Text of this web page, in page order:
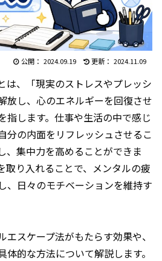
2024.09.19 2024.11.09
は、「現実のストレスやプレッシ
放し、心のエネルギーを回復させ
指します。仕事や生活の中で感じ
分の内面をリフレッシュさせるこ
、集中力を高めることができま
取り入れることで、メンタルの疲
、日々のモチベーションを維持す
エスケープ法がもたらす効果や、
体的な方法について解説します。